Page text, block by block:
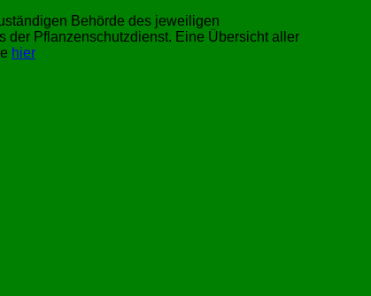
Behörde des jeweiligen
der Pflanzenschutzdienst. Eine Übersicht aller
hier